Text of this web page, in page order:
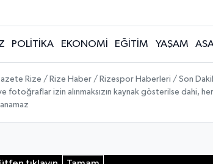
POLİTİKA EKONOMİ EĞİTİM YAŞAM
Rize / Rize Haber / Rizespor Haberleri / Son
fotoğraflar izin alınmaksızın kaynak gösterilse dahi,